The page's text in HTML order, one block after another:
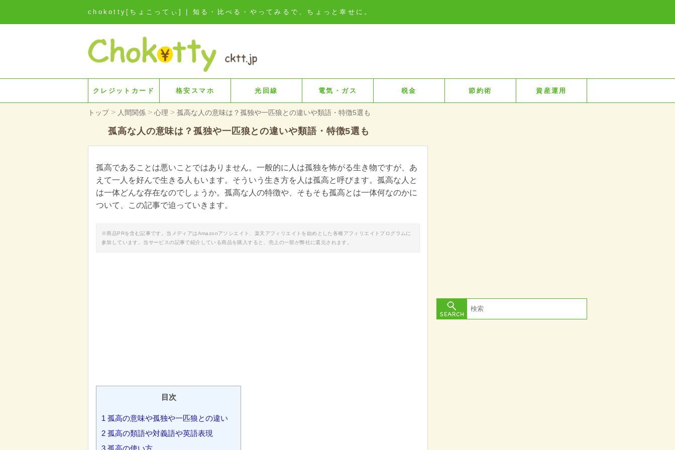
chokotty[ちょこってぃ] | 知る・比べる・やってみるで、ちょっと幸せに。
クレジットカード 格安スマホ 光回線 電気・ガス 税金 節約術 資産運用
トップ > 人間関係 > 心理 > 孤高な人の意味は？孤独や一匹狼との違いや類語・特徴5選も
孤高な人の意味は？孤独や一匹狼との違いや類語・特徴5選も
孤高であることは悪いことではありません。一般的に人は孤独を怖がる生き物ですが、あ
えて一人を好んで生きる人もいます。そういう生き方を人は孤高と呼びます。孤高な人と
は一体どんな存在なのでしょうか。孤高な人の特徴や、そもそも孤高とは一体何なのかに
ついて、この記事で迫っていきます。
※商品PRを含む記事です。当メディアはAmazonアソシエイト、楽天アフィリエイトを始めとした各種アフィリエイトプログラムに
参加しています。当サービスの記事で紹介している商品を購入すると、売上の一部が弊社に還元されます。
目次
1 孤高の意味や孤独や一匹狼との違い
2 孤高の類語や対義語や英語表現